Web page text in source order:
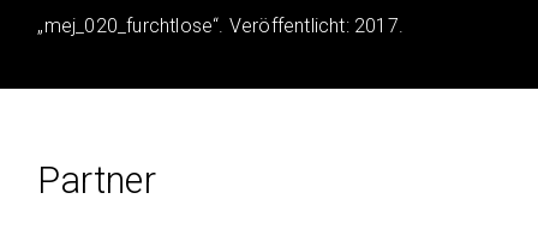
„mej_020_furchtlose“. Veröffentlicht: 2017.
Partner